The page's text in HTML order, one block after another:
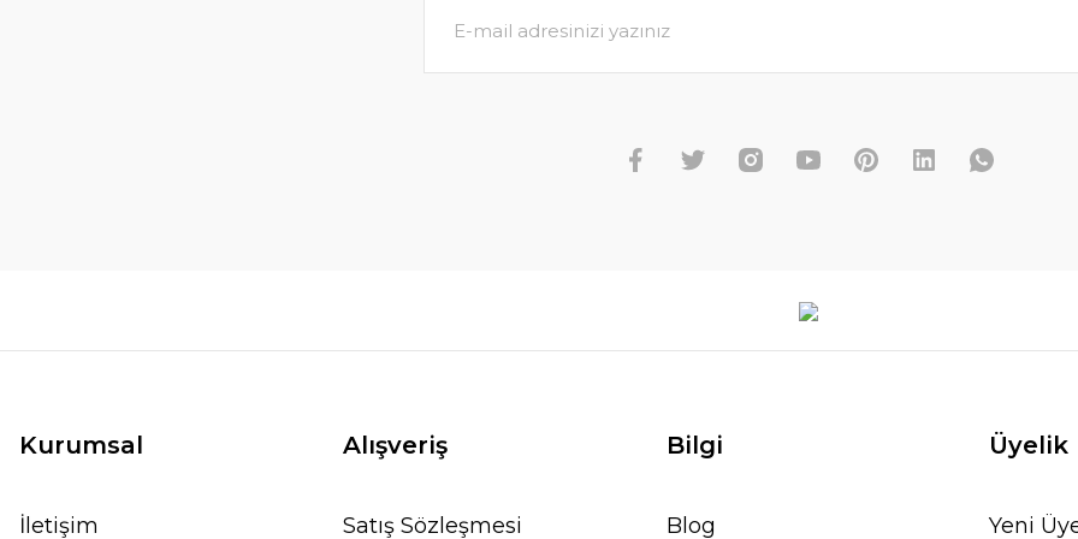
Kurumsal
İletişim
Alışveriş
Satış Sözleşmesi
Bilgi
Blog
Üyelik
Yeni